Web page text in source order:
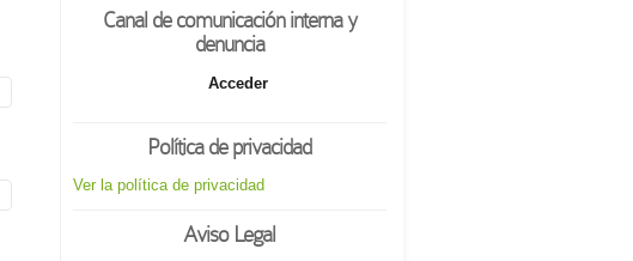
Canal de comunicación interna y
denuncia
Acceder
Política de privacidad
Ver la política de privacidad
Aviso Legal